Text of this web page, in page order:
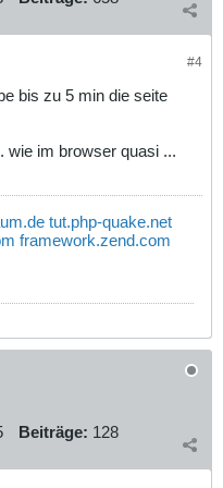
#4
bis zu 5 min die seite
wie im browser quasi ...
tut.php-quake.net
framework.zend.com
Beiträge: 128